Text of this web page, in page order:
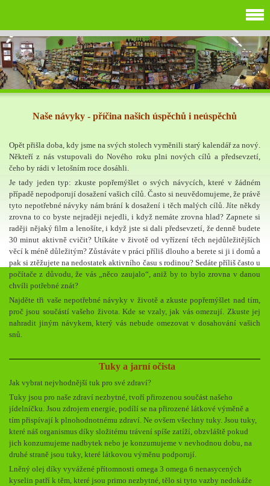
Naše návyky - příčina našich úspěchů i neúspěchů
Opět přišla doba, kdy jsme na svých stolech vyměnili starý kalendář za nový.
Někteří z nás vstupovali do Nového roku plni nových cílů a předsevzetí,
čeho by rádi v letošním roce dosáhli.
Je tady jeden typ: zkuste popřemýšlet o svých návycích, které v žádném
případě nepodporují dosažení vašich cílů. Často si neuvědomujeme, že právě
tyto nepotřebné návyky nám brání k dosažení i těch malých cílů. Jíte někdy
zrovna to co byste nejraději nejedli, i když nemáte zrovna hlad? Zapnete si
raději nějaký film a lenošíte, i když jste si dali předsevzetí, že denně budete
30 minut aktivně cvičit? Utíkáte v životě od vyřízení těch nejdůležitějších
věcí k méně důležitým? Zůstáváte v práci příliš dlouho a berete si ji i domů a
pak si ztěžujete na nedostatek aktivního času s rodinou? Sedáte příliš často u
počítače z důvodu, že vás „něco zaujalo“, aniž by to bylo zrovna v danou
chvíli potřebné znát?
Najděte tři vaše nepotřebné návyky v životě a zkuste popřemýšlet nad tím,
proč jsou součástí vašeho života. Kde se vzaly, jak vás omezují. Zkuste jej
nahradit jiným návykem, který vás nebude omezovat v dosahování vašich
snů.
Tuky a jarní očista
Jak vybrat nejvhodnější tuk pro své zdraví?
Tuky jsou pro naše zdraví nezbytné, tvoří přirozenou součást našeho
jídelníčku. Jsou zdrojem energie, podílí se na přirozené látkové výměně a
tím přispívají k plnohodnotnému zdraví. Ne ovšem všechny tuky. Jsou tuky,
které náš organismus díky složitému trávení spíše zatíží, obzvláště pokud
jich konzumujeme nadbytek nebo je konzumujeme v nevhodnou dobu, na
druhé straně jsou tuky, které látkovou výměnu podporují.
Lněný olej díky vyvážené přítomnosti omega 3 omega 6 nenasycených
kyselin patří k těm, které jsou primo nezbytné, tělo si tyto vazby nedokáže